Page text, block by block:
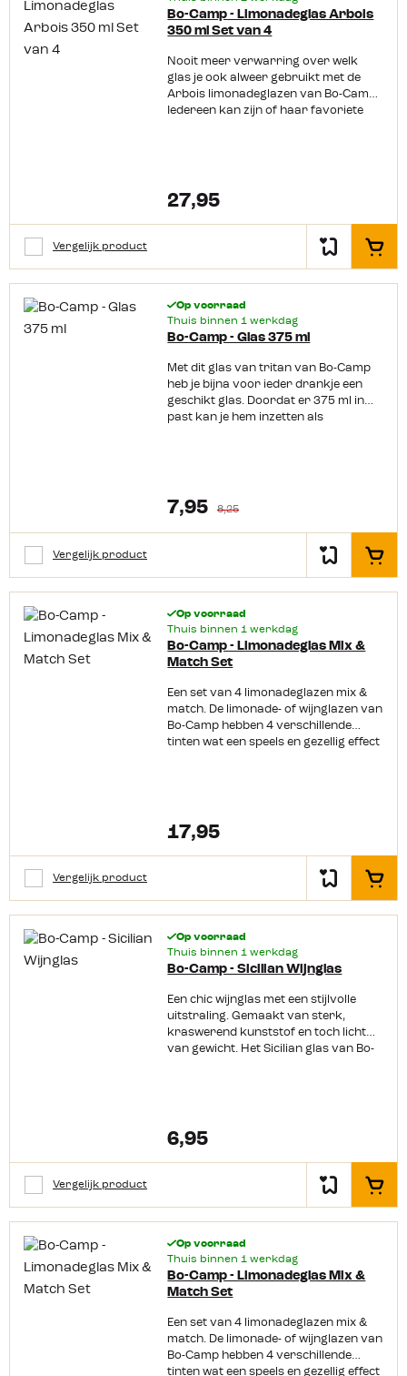
Bo-Camp - Limonadeglas Arbois
350 ml Set van 4
Nooit meer verwarring over welk
glas je ook alweer gebruikt met de
Arbois limonadeglazen van Bo-Camp.
Iedereen kan zijn of haar favoriete
Productkenmerken: Verschillende
pastel kleuren BPA vrij Kraswerend
Lichtgewicht
27,95
Vergelijk product In het
Op voorraad
Thuis binnen 1 werkdag
Bo-Camp - Glas 375 ml
Met dit glas van tritan van Bo-Camp
heb je bijna voor ieder drankje een
geschikt glas. Doordat er 375 ml in
past kan je hem inzetten als
onbreekbaar
Vaatwasmachinebestendig Krasvrij
BPA-vrij
7,95 8,25
Vergelijk product In het
Op voorraad
Thuis binnen 1 werkdag
Bo-Camp - Limonadeglas Mix &
Match Set
Een set van 4 limonadeglazen mix &
match. De limonade- of wijnglazen van
Bo-Camp hebben 4 verschillende
tinten wat een speels en gezellig effect
17,95
Vergelijk product In het
Op voorraad
Thuis binnen 1 werkdag
Bo-Camp - Sicilian Wijnglas
Een chic wijnglas met een stijlvolle
uitstraling. Gemaakt van sterk,
kraswerend kunststof en toch licht
van gewicht. Het Sicilian glas van Bo-
werend Lichtgewicht Vaatwasmachin
ebestendig BPA-vrij Chique en speelse
uitstraling
6,95
Vergelijk product In het
Op voorraad
Thuis binnen 1 werkdag
Bo-Camp - Limonadeglas Mix &
Match Set
Een set van 4 limonadeglazen mix &
match. De limonade- of wijnglazen van
Bo-Camp hebben 4 verschillende
tinten wat een speels en gezellig effect